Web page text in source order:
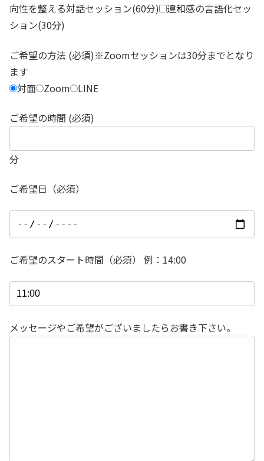
向性を整える対話セッション(60分) 違和感の言語化セッ
ション(30分)
ご希望の方法 (必須)※Zoomセッションは30分までとなり
ます
対面 Zoom LINE
ご希望の時間 (必須)
分
ご希望日（必須）
ご希望のスタート時間（必須） 例：14:00
メッセージやご希望がございましたらお書き下さい。